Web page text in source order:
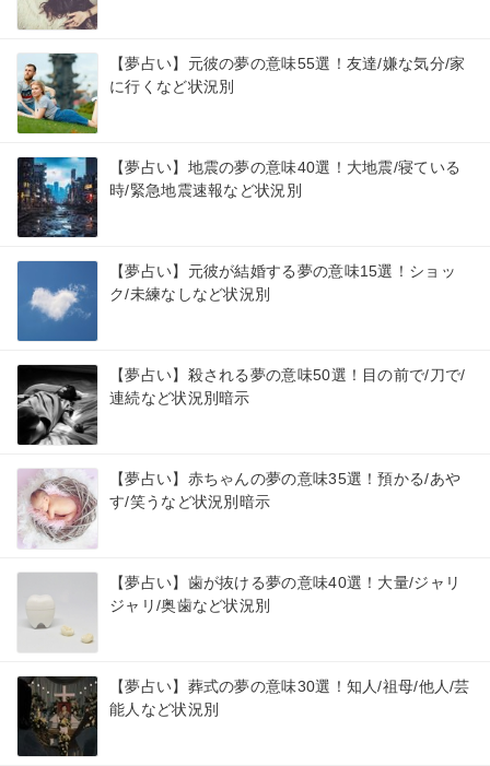
【夢占い】元彼の夢の意味55選！友達/嫌な気分/家
に行くなど状況別
【夢占い】地震の夢の意味40選！大地震/寝ている
時/緊急地震速報など状況別
【夢占い】元彼が結婚する夢の意味15選！ショッ
ク/未練なしなど状況別
【夢占い】殺される夢の意味50選！目の前で/刀で/
連続など状況別暗示
【夢占い】赤ちゃんの夢の意味35選！預かる/あや
す/笑うなど状況別暗示
【夢占い】歯が抜ける夢の意味40選！大量/ジャリ
ジャリ/奥歯など状況別
【夢占い】葬式の夢の意味30選！知人/祖母/他人/芸
能人など状況別